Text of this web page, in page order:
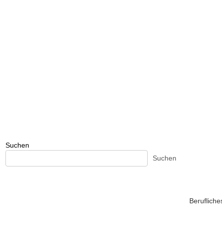
Suchen
Suchen